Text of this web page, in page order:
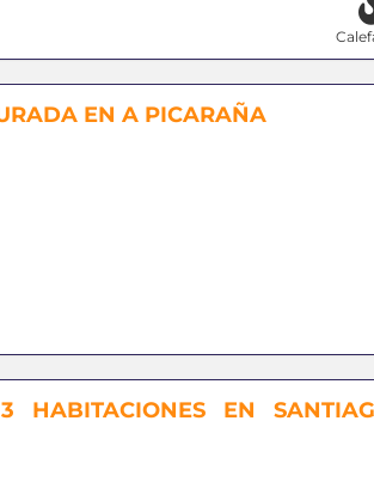
EN A PICARAÑA
HABITACIONES EN